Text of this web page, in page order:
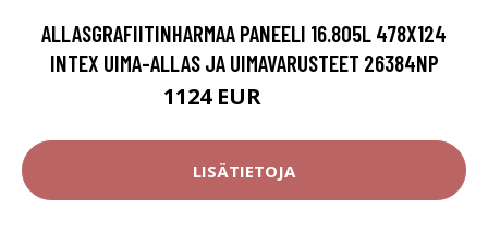
ALLASGRAFIITINHARMAA PANEELI 16.805L 478X124
INTEX UIMA-ALLAS JA UIMAVARUSTEET 26384NP
1124 EUR
LISÄTIETOJA